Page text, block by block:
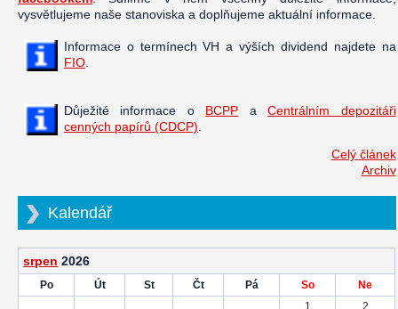
vysvětlujeme naše stanoviska a doplňujeme aktuální informace.
Informace o termínech VH a výších dividend najdete na
FIO
Důježité informace o BCPP aCentrálním depozitáři
cenných papírů (CDCP)
Celý článek
Archiv
Kalendář
srpen 2026
Po Út St Čt Pá So
Ne
1
2